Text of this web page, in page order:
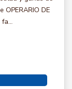
DE